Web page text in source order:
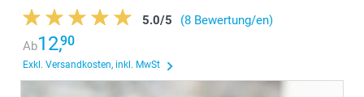
5.0/5
(8 Bewertung/en)
Ab12,90
Exkl. Versandkosten, inkl. MwSt